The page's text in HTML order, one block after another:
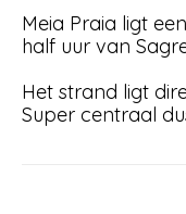
Meia Praia ligt
half uur van
Het strand ligt
Super centraal